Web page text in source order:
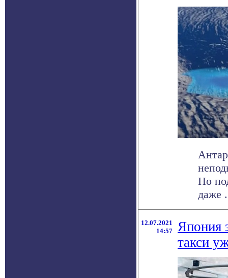
Но
даже
12.07.2021
14:57
Япония
такси